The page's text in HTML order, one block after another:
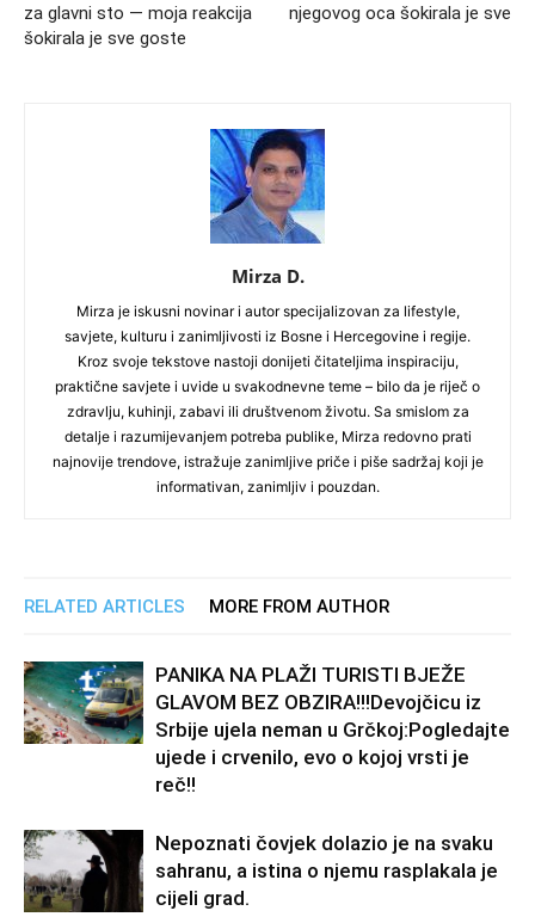
za glavni sto — moja reakcija
šokirala je sve goste
njegovog oca šokirala je sve
Mirza D.
Mirza je iskusni novinar i autor specijalizovan za lifestyle,
savjete, kulturu i zanimljivosti iz Bosne i Hercegovine i regije.
Kroz svoje tekstove nastoji donijeti čitateljima inspiraciju,
praktične savjete i uvide u svakodnevne teme – bilo da je riječ o
zdravlju, kuhinji, zabavi ili društvenom životu. Sa smislom za
detalje i razumijevanjem potreba publike, Mirza redovno prati
najnovije trendove, istražuje zanimljive priče i piše sadržaj koji je
informativan, zanimljiv i pouzdan.
RELATED ARTICLES MORE FROM AUTHOR
PANIKA NA PLAŽI TURISTI BJEŽE
GLAVOM BEZ OBZIRA!!!Devojčicu iz
Srbije ujela neman u Grčkoj:Pogledajte
ujede i crvenilo, evo o kojoj vrsti je
reč!!
Nepoznati čovjek dolazio je na svaku
sahranu, a istina o njemu rasplakala je
cijeli grad.